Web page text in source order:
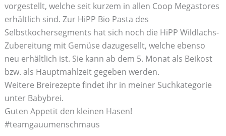
vorgestellt, welche seit kurzem in allen Coop Megastores
erhältlich sind. Zur HiPP Bio Pasta des
Selbstkochersegments hat sich noch die HiPP Wildlachs-
Zubereitung mit Gemüse dazugesellt, welche ebenso
neu erhältlich ist. Sie kann ab dem 5. Monat als Beikost
bzw. als Hauptmahlzeit gegeben werden.
Weitere Breirezepte findet ihr in meiner Suchkategorie
unter Babybrei.
Guten Appetit den kleinen Hasen!
#teamgauumenschmaus